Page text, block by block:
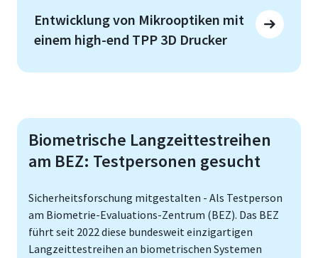
Entwicklung von Mikrooptiken mit
einem high-end TPP 3D Drucker
Biometrische Langzeittestreihen
am BEZ: Testpersonen gesucht
Sicherheitsforschung mitgestalten - Als Testperson
am Biometrie-Evaluations-Zentrum (BEZ). Das BEZ
führt seit 2022 diese bundesweit einzigartigen
Langzeittestreihen an biometrischen Systemen